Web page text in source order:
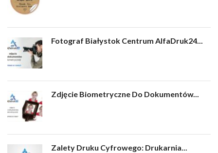
Fotograf Białystok Centrum AlfaDruk24...
Zdjęcie Biometryczne Do Dokumentów...
Zalety Druku Cyfrowego: Drukarnia...